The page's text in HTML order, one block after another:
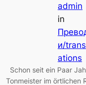
admin
in
и/
ations
Schon seit ein Paar
Tonmeister im örtlichen